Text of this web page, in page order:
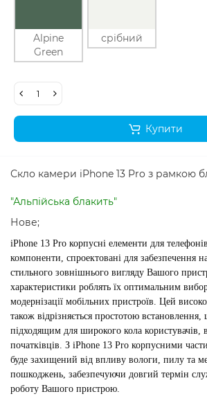
Alpine
Green
срібний
Купити
Скло камери iPhone 13 Pro з рамкою
"Альпійська блакить"
Нове;
iPhone 13 Pro корпусні елементи для
компоненти, спроектовані для забезпечення
стильного зовнішнього вигляду Вашого
характеристики роблять їх оптимальним
модернізації мобільних пристроїв. Цей
також відрізняється простотою
підходящим для широкого кола користувачів,
початківців. З iPhone 13 Pro корпусними
буде захищений від впливу вологи, пилу та
пошкоджень, забезпечуючи довгий термін
роботу Вашого пристрою.